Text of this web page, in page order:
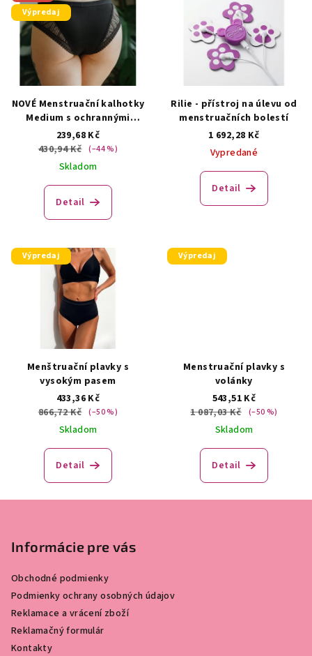
Výpredaj
NOVÉ Menstruační kalhotky
Medium s ochrannými
pásky
239,68 Kč
430,94 Kč (–44 %)
Skladom
Detail
Rilie - přístroj na úlevu od
menstruačních bolestí
1 692,28 Kč
Vypredané
Detail
Výpredaj
Menštruační plavky s
vysokým pasem
433,36 Kč
866,72 Kč (–50 %)
Skladom
Detail
Výpredaj
Menstruační plavky s
volánky
543,51 Kč
1 087,03 Kč
(–50 %)
Skladom
Detail
Informácie pre vás
Obchodné podmienky
Podmienky ochrany osobných údajov
Reklamace a vrácení zboží
Reklamačný formulár
Kontakty